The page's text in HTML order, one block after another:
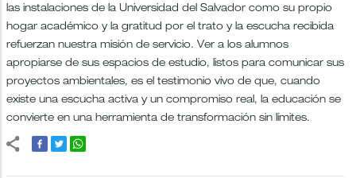
las instalaciones de la Universidad del Salvador como su propio
hogar académico y la gratitud por el trato y la escucha recibida
refuerzan nuestra misión de servicio. Ver a los alumnos
apropiarse de sus espacios de estudio, listos para comunicar sus
proyectos ambientales, es el testimonio vivo de que, cuando
existe una escucha activa y un compromiso real, la educación se
convierte en una herramienta de transformación sin límites.